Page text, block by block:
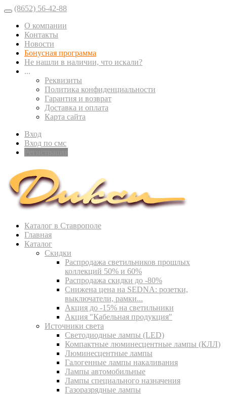
(8652) 56-42-88
О компании
Контакты
Новости
Бонусная программа
Не нашли в наличии, что искали?
...
Реквизиты
Политика конфиденциальности
Гарантия и возврат
Доставка и оплата
Карта сайта
Вход
Вход по смс
Каталог в Ставрополе
Главная
Каталог
Скидки
Распродажа светильников прошлых
коллекций 50% и 60%
Распродажа скидки до -80%
Cнижена цена на SEDNA: розетки,
выключатели, рамки...
Акция до -15% на светильники
Акция "Кабельная продукция"
Источники света
Светодиодные лампы (LED)
Компактные люминесцентные лампы (КЛЛ)
Люминесцентные лампы
Галогенные лампы накаливания
Лампы автомобильные
Лампы специального назначения
Газоразрядные лампы